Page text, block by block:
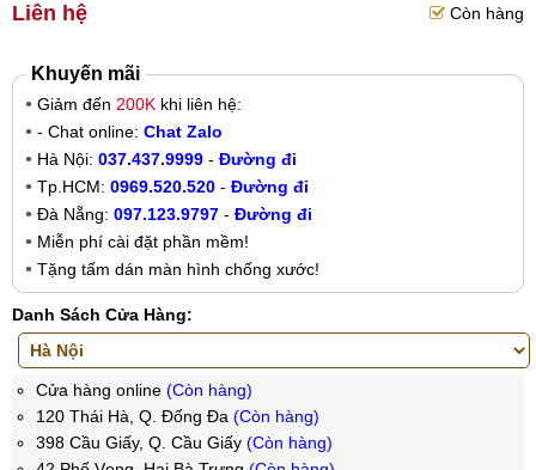
Liên hệ Còn hàng
Khuyến mãi
Giảm đến 200K khi liên hệ:
- Chat online: Chat Zalo
Hà Nội: 037.437.9999 - Đường đi
Tp.HCM: 0969.520.520 - Đường đi
Đà Nẵng: 097.123.9797 - Đường đi
Miễn phí cài đặt phần mềm!
Tặng tấm dán màn hình chống xước!
Danh Sách Cửa Hàng:
Cửa hàng online (Còn hàng)
120 Thái Hà, Q. Đống Đa (Còn hàng)
398 Cầu Giấy, Q. Cầu Giấy (Còn hàng)